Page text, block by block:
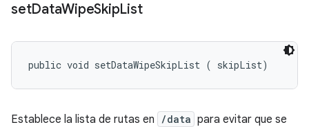
setDataWipeSkipList
public void setDataWipeSkipList ( skipList)
Establece la lista de rutas en /data para evitar que se